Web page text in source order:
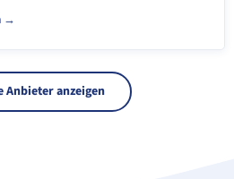
→
Anbieter anzeigen